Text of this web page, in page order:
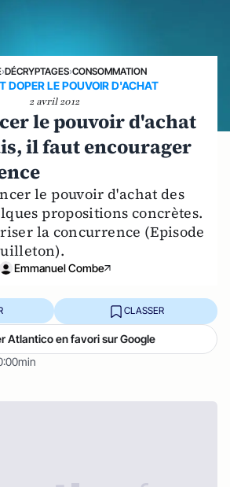
›DÉCRYPTAGES›CONSOMMATION
DOPER LE POUVOIR D'ACHAT
2 avril 2012
le pouvoir d'achat
il faut encourager
le pouvoir d'achat des
propositions concrètes.
la concurrence (Episode
Emmanuel Combe
CLASSER
Atlantico en favori sur Google